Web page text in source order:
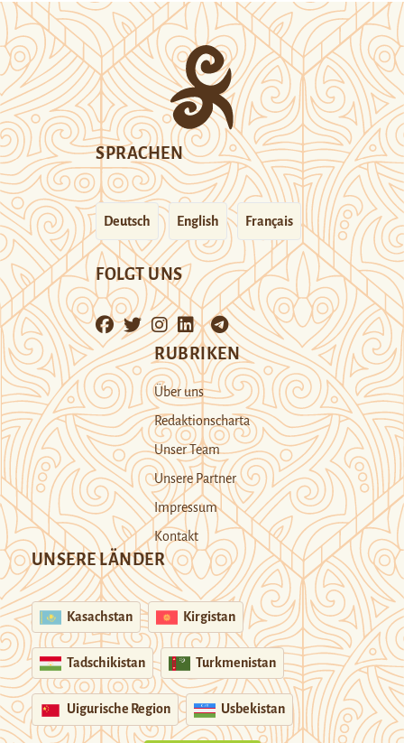
SPRACHEN
Deutsch English Français
FOLGT UNS
RUBRIKEN
Über uns
Redaktionscharta
Unser Team
Unsere Partner
Impressum
Kontakt
UNSERE LÄNDER
Kasachstan Kirgistan
Tadschikistan Turkmenistan
Uigurische Region Usbekistan